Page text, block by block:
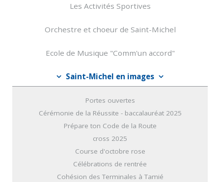
Les Activités Sportives
Orchestre et choeur de Saint-Michel
Ecole de Musique "Comm'un accord"
Saint-Michel en images
Portes ouvertes
Cérémonie de la Réussite - baccalauréat 2025
Prépare ton Code de la Route
cross 2025
Course d'octobre rose
Célébrations de rentrée
Cohésion des Terminales à Tamié